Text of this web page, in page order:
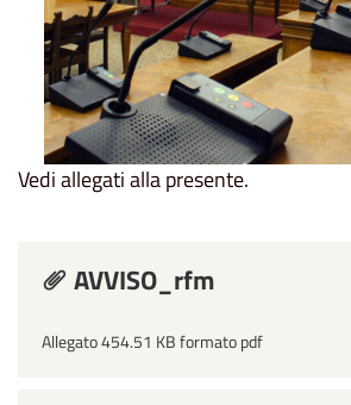
Vedi allegati alla presente.
AVVISO_rfm
Allegato 454.51 KB formato pdf